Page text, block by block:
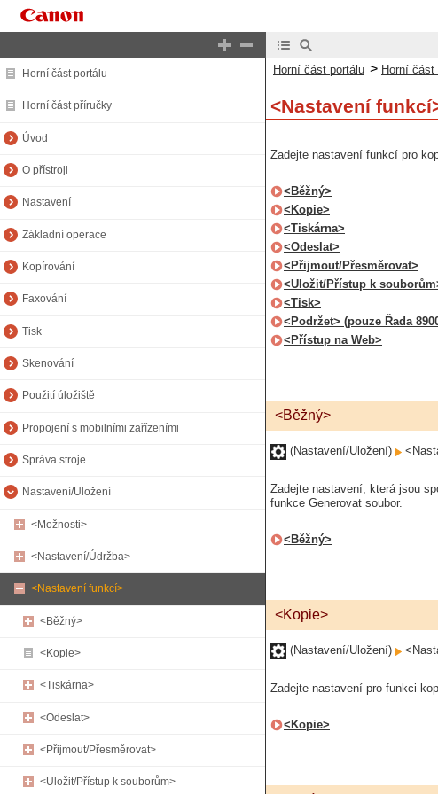
Horní část portálu
Horní část příručky
Úvod
O přístroji
Nastavení
Základní operace
Kopírování
Faxování
Tisk
Skenování
Použití úložiště
Propojení s mobilními zařízeními
Správa stroje
Nastavení/Uložení
<Možnosti>
<Nastavení/Údržba>
<Nastavení funkcí>
<Běžný>
<Kopie>
<Tiskárna>
<Odeslat>
<Přijmout/Přesměrovat>
<Uložit/Přístup k souborům>
Horní část portálu > Horní
<Nastavení
Zadejte nastavení funkcí pro
<Běžný>
<Kopie>
<Tiskárna>
<Odeslat>
<Přijmout/Přesměrovat>
<Uložit/Přístup k
<Tisk>
<Podržet> (pouze Řada
<Přístup na Web>
<Běžný>
(Nastavení/Uložení)
Zadejte nastavení, která jsou
funkce Generovat soubor.
<Běžný>
<Kopie>
(Nastavení/Uložení)
Zadejte nastavení pro funkci
<Kopie>